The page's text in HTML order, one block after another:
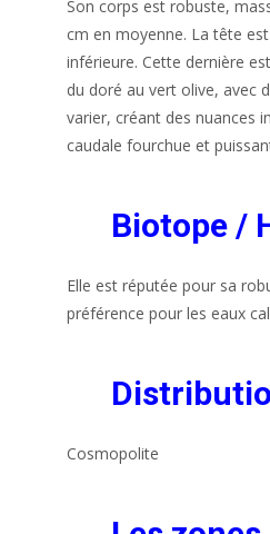
Son corps est robuste,
cm en moyenne. La tête
inférieure. Cette dernière
du doré au vert olive, avec
varier, créant des nuances
caudale fourchue et
Biotope /
Elle est réputée pour sa
préférence pour les eaux
Cosmopolite